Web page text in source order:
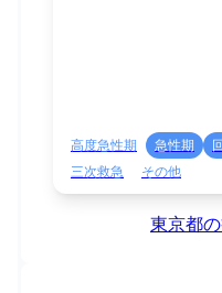
高度急性期 急性期
三次救急
その他
東京都